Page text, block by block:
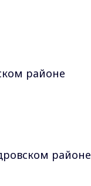
районе
районе